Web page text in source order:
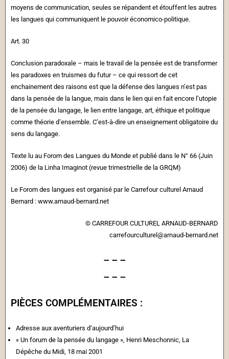
moyens de communication, seules se répandent et étouffent les autres
les langues qui communiquent le pouvoir économico-politique.
Art. 30
Conclusion paradoxale – mais le travail de la pensée est de transformer
les paradoxes en truismes du futur – ce qui ressort de cet
enchainement des raisons est que la défense des langues n’est pas
dans la pensée de la langue, mais dans le lien qui en fait encore l’utopie
de la pensée du langage, le lien entre langage, art, éthique et politique
comme théorie d’ensemble. C’est-à-dire un enseignement obligatoire du
sens du langage.
Texte lu au Forom des Langues du Monde et publié dans le N° 66 (Juin
2006) de la Linha Imaginot (revue trimestrielle de la GRQM)
Le Forom des langues est organisé par le Carrefour culturel Arnaud
Bernard : www.arnaud-bernard.net
© CARREFOUR CULTUREL ARNAUD-BERNARD
carrefourculturel@arnaud-bernard.net
– – –
– – –
PIÈCES COMPLÉMENTAIRES :
Adresse aux aventuriers d’aujourd’hui
« Un forum de la pensée du langage », Henri Meschonnic, La
Dépêche du Midi, 18 mai 2001